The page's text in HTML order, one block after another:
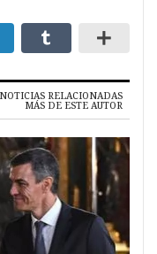
NOTICIAS RELACIONADAS
MÁS DE ESTE AUTOR